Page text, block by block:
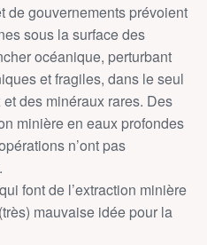
de gouvernements prévoient
sous la surface des
océanique, perturbant
et fragiles, dans le seul
des minéraux rares. Des
minière en eaux profondes
n’ont pas
font de l’extraction minière
mauvaise idée pour la